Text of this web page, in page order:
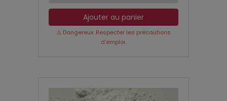
Ajouter au panier
⚠️ Dangereux. Respecter les précautions
d’emploi.